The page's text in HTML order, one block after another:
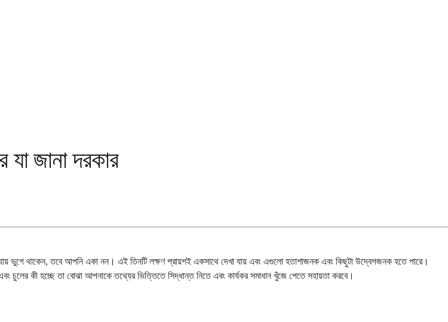
জানা দরকার
ভুগে থাকেন, তবে আপনি একা নন। এই তিনটি লক্ষণ প্রায়শই একসাথে দেখা যায় এবং এগুলো হতাশাজনক এবং কিছুটা উদ্বেগজনক হতে পারে।
কী হচ্ছে তা বোঝা আপনাকে তথ্যের ভিত্তিতে সিদ্ধান্ত নিতে এবং কার্যকর সমাধান খুঁজে পেতে সহায়তা করবে।